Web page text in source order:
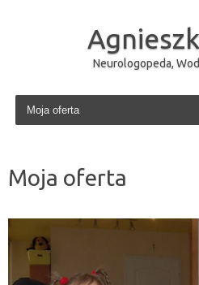
Neurologopeda,
Skip to content
Moja oferta